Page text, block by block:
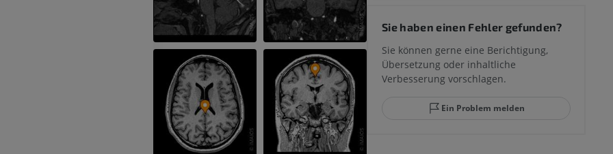
CT-Arthografie des
Kniegelenks
CT-Arthrogramm
PREMIUM
MRT des Sprunggelenks und
des Rückfußes
MRT
PREMIUM
Sie haben einen Fehler gefunden?
Sie können gerne eine Berichtigung,
Übersetzung oder inhaltliche
Verbesserung vorschlagen.
Ein Problem melden